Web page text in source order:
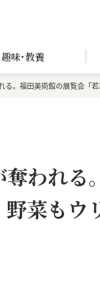
趣味･教養
る。福田美術館の展覧会「
われる
菜もウ